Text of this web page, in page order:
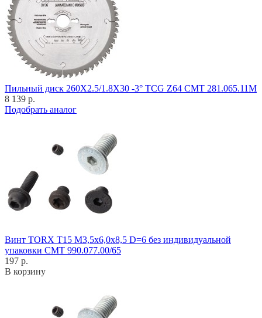
Пильный диск 260X2.5/1.8X30 -3° TCG Z64 CMT 281.065.11M
8 139 р.
Подобрать аналог
Винт TORX T15 M3,5x6,0x8,5 D=6 без индивидуальной
упаковки CMT 990.077.00/65
197 р.
В корзину